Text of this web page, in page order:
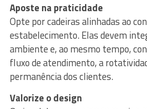
Aposte na praticidade
Opte por cadeiras alinhadas ao
estabelecimento. Elas devem
ambiente e, ao mesmo tempo,
fluxo de atendimento, a
permanência dos clientes.
Valorize o design